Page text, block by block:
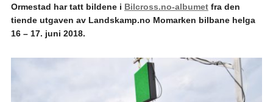
Ormestad har tatt bildene i Bilcross.no-albumetfra den
tiende utgaven av Landskamp.no Momarken bilbane helga
16 – 17. juni 2018.